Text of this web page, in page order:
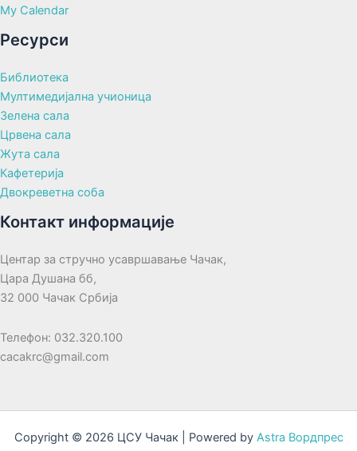
My Calendar
Ресурси
Библиотека
Мултимедијална учионица
Зелена сала
Црвена сала
Жута сала
Кафетерија
Двокреветна соба
Контакт информације
Центар за стручно усавршавање Чачак,
Цара Душана бб,
32 000 Чачак Србија
Телефон: 032.320.100
cacakrc@gmail.com
Copyright © 2026 ЦСУ Чачак | Powered by Astra Вордпрес